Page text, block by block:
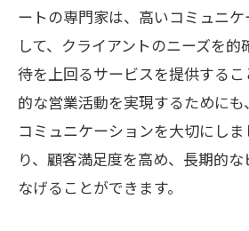
ートの専門家は、高いコミュニ
して、クライアントのニーズを
待を上回るサービスを提供する
的な営業活動を実現するために
コミュニケーションを大切にし
り、顧客満足度を高め、長期的
なげることができます。